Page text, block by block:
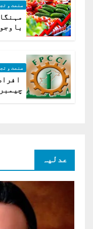
صنعت و
صنعت و
عدلیہ